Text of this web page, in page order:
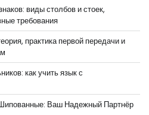
виды столбов и стоек,
требования
практика первой передачи и
как учить язык с
Ваш Надежный Партнёр